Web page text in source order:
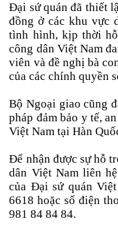
Đại sứ quán đã thiết
đồng ở các khu vực
tình hình, kịp thời
công dân Việt Nam
viên và đề nghị bà
của các chính quyền
Bộ Ngoại giao cũng
pháp đảm bảo y tế,
Việt Nam tại Hàn
Để nhận được sự hỗ
dân Việt Nam liên
của Đại sứ quán
6618 hoặc số điện
981 84 84 84.